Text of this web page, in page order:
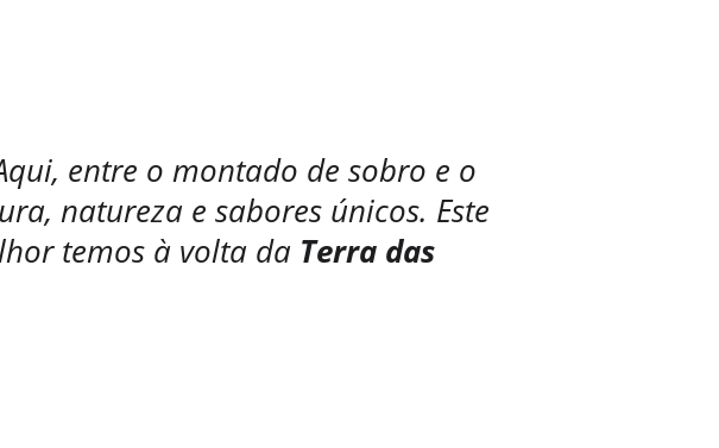
entre o montado de sobro e o
natureza e sabores únicos. Este
temos à volta da Terra das